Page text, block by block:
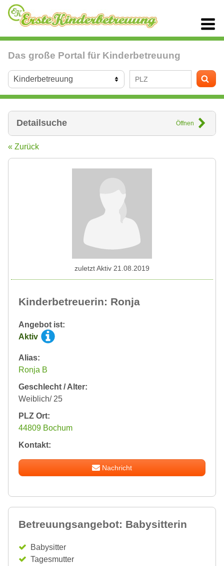
Das große Portal für Kinderbetreuung
Detailsuche Öffnen
« Zurück
Kinderbetreuerin: Ronja
Angebot ist:
Aktiv
Alias:
Ronja B
Geschlecht / Alter:
Weiblich/ 25
PLZ Ort:
44809 Bochum
Kontakt:
Nachricht
zuletzt Aktiv 21.08.2019
Betreuungsangebot: Babysitterin
Babysitter
Tagesmutter